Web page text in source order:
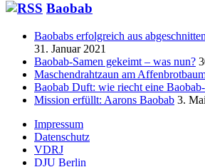
Baobab
Baobabs erfolgreich aus
31. Januar 2021
Baobab-Samen gekeimt – was nun?
Maschendrahtzaun am
Baobab Duft: wie riecht eine
Mission erfüllt: Aarons Baobab 3.
Seitenfuß-
Menü
Impressum
Datenschutz
VDRJ
DJU Berlin